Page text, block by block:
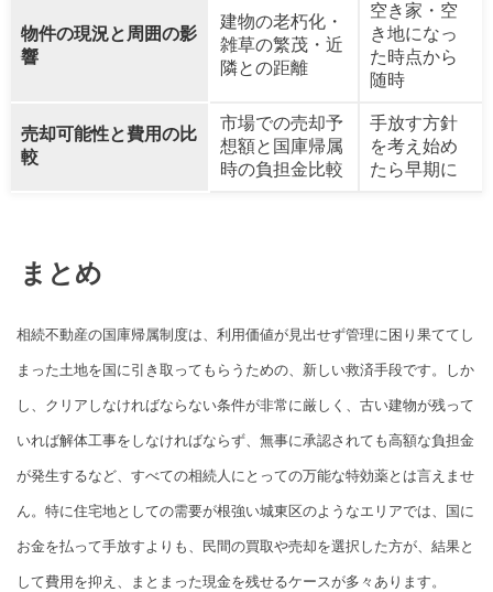
物件の現況と周囲の影
響
建物の老朽化・
雑草の繁茂・近
隣との距離
空き家・空
き地になっ
た時点から
随時
売却可能性と費用の比
較
市場での売却予
想額と国庫帰属
時の負担金比較
手放す方針
を考え始め
たら早期に
まとめ
相続不動産の国庫帰属制度は、利用価値が見出せず管理に困り果ててし
まった土地を国に引き取ってもらうための、新しい救済手段です。しか
し、クリアしなければならない条件が非常に厳しく、古い建物が残って
いれば解体工事をしなければならず、無事に承認されても高額な負担金
が発生するなど、すべての相続人にとっての万能な特効薬とは言えませ
ん。特に住宅地としての需要が根強い城東区のようなエリアでは、国に
お金を払って手放すよりも、民間の買取や売却を選択した方が、結果と
して費用を抑え、まとまった現金を残せるケースが多々あります。